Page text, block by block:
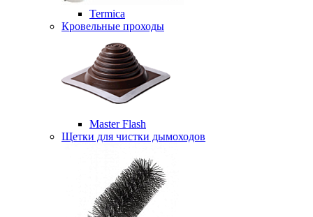
Termica
Кровельные проходы
Master Flash
Щетки для чистки дымоходов